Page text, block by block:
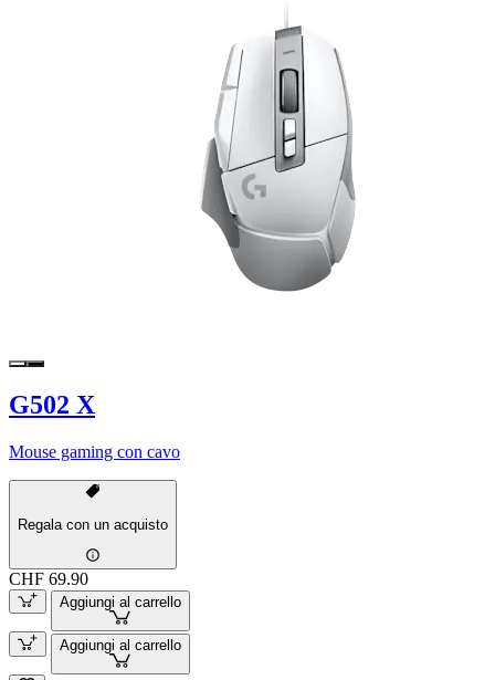
G502 X
Mouse gaming con cavo
Regala con un acquisto
CHF 69.90
Aggiungi al carrello
Aggiungi al carrello